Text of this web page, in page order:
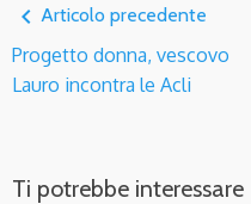
navigate_before Articolo precedente
Progetto donna, vescovo
Lauro incontra le Acli
Ti potrebbe interessare